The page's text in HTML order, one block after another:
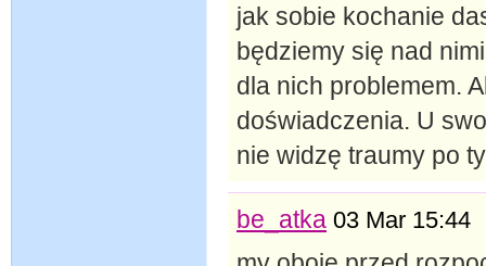
jak sobie kochanie
będziemy się nad
dla nich problemem.
doświadczenia. U
nie widzę traumy po
be_atka 03 Mar 15:44